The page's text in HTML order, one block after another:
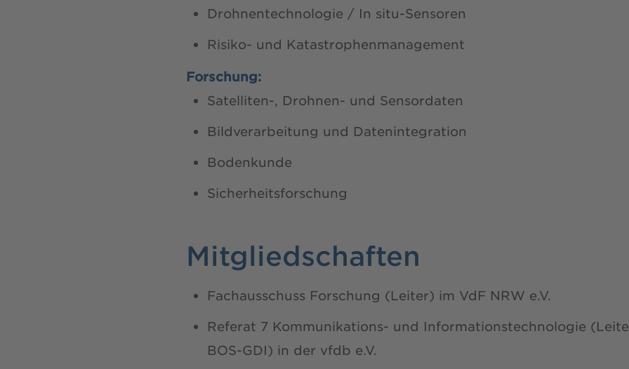
Drohnentechnologie / In situ-Sensoren
Risiko- und Katastrophenmanagement
Forschung:
Satelliten-, Drohnen- und Sensordaten
Bildverarbeitung und Datenintegration
Bodenkunde
Sicherheitsforschung
Mitgliedschaften
Fachausschuss Forschung (Leiter) im VdF NRW e.V.
Referat 7 Kommunikations- und Informationstechnologie
BOS-GDI) in der vfdb e.V.